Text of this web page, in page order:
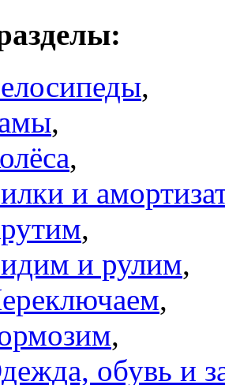
,
,
,
и
,
и рулим,
,
,
обувь и